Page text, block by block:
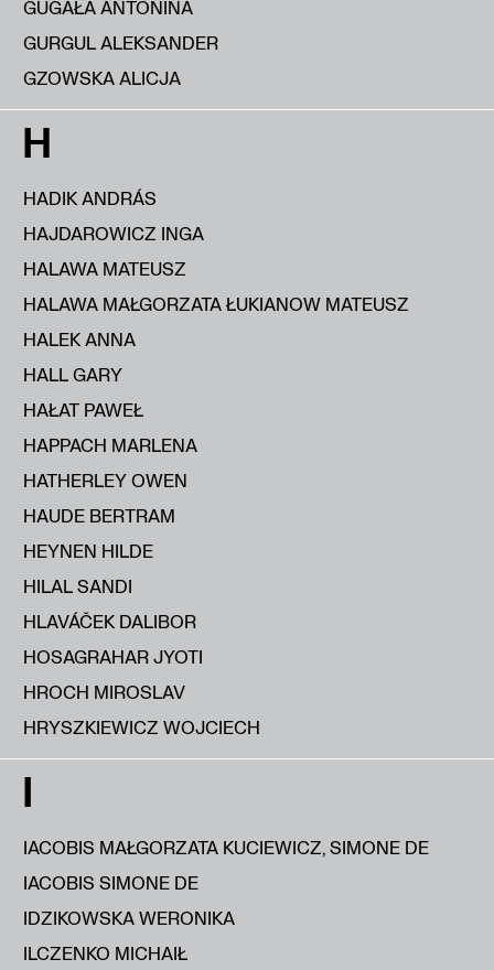
GUGAŁA ANTONINA
GURGUL ALEKSANDER
GZOWSKA ALICJA
H
HADIK ANDRÁS
HAJDAROWICZ INGA
HALAWA MATEUSZ
HALAWA MAŁGORZATA ŁUKIANOW MATEUSZ
HALEK ANNA
HALL GARY
HAŁAT PAWEŁ
HAPPACH MARLENA
HATHERLEY OWEN
HAUDE BERTRAM
HEYNEN HILDE
HILAL SANDI
HLAVÁČEK DALIBOR
HOSAGRAHAR JYOTI
HROCH MIROSLAV
HRYSZKIEWICZ WOJCIECH
I
IACOBIS MAŁGORZATA KUCIEWICZ, SIMONE DE
IACOBIS SIMONE DE
IDZIKOWSKA WERONIKA
ILCZENKO MICHAIŁ